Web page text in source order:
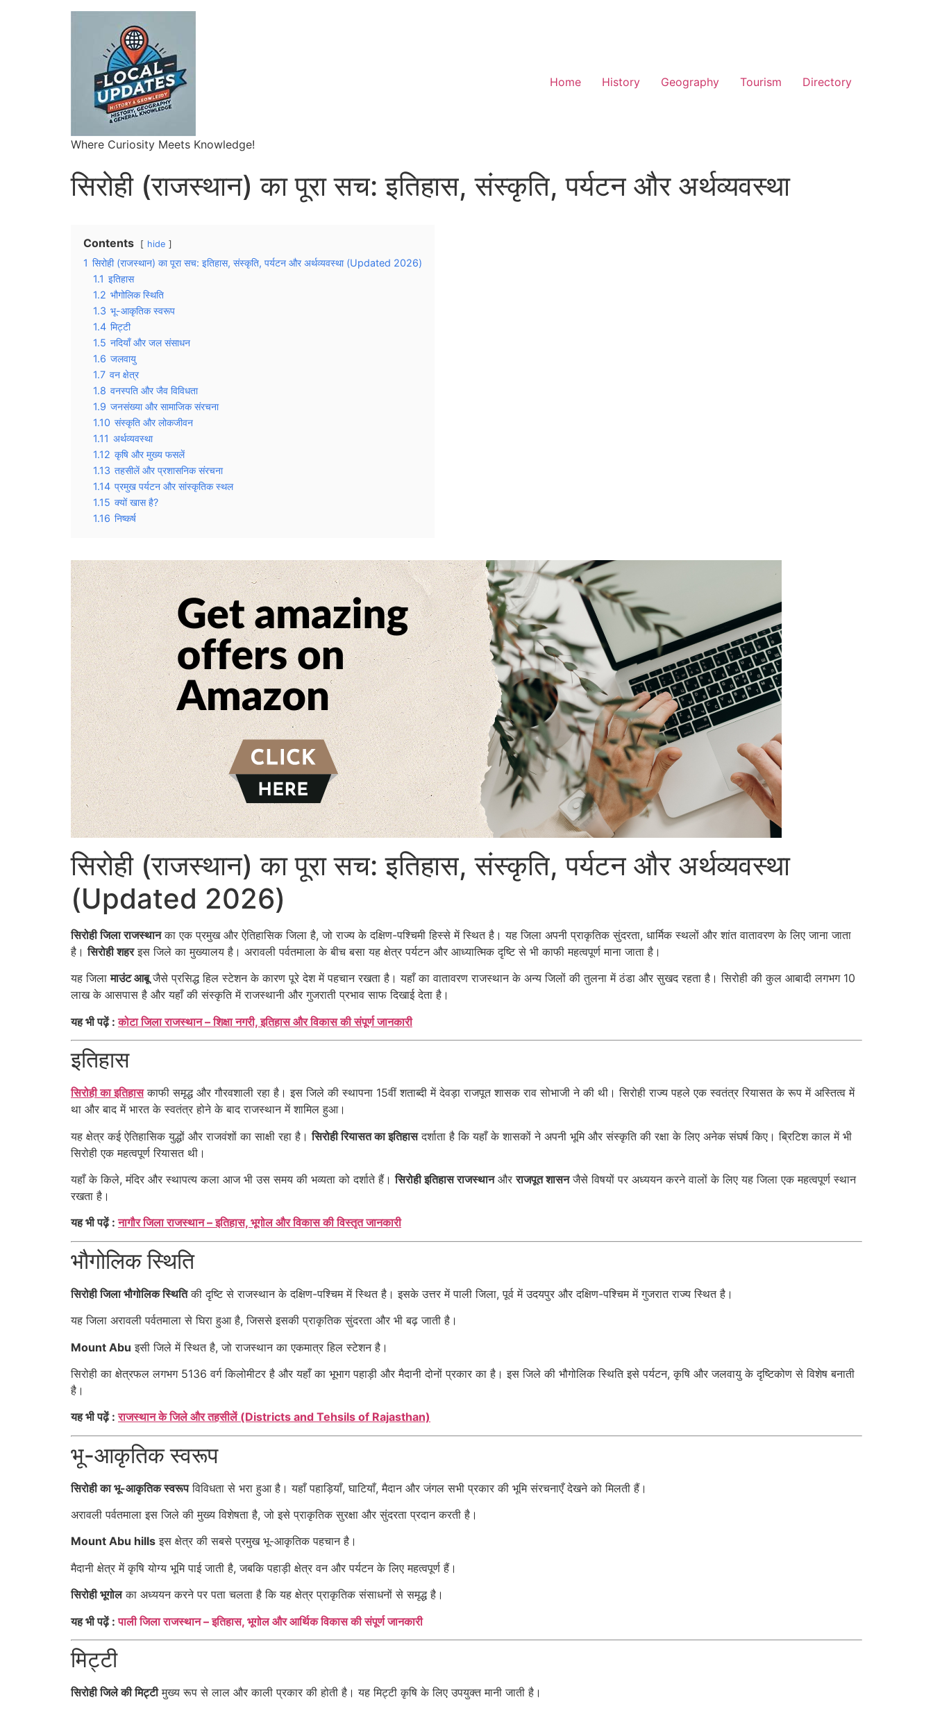
Where Curiosity Meets Knowledge!
Home History Geography Tourism Directory
सिरोही (राजस्थान) का पूरा सच: इतिहास, संस्कृति, पर्यटन और अर्थव्यवस्था
Contents hide
1 सिरोही (राजस्थान) का पूरा सच: इतिहास, संस्कृति, पर्यटन और अर्थव्यवस्था (Updated 2026)
1.1 इतिहास
1.2 भौगोलिक स्थिति
1.3 भू-आकृतिक स्वरूप
1.4 मिट्टी
1.5 नदियाँ और जल संसाधन
1.6 जलवायु
1.7 वन क्षेत्र
1.8 वनस्पति और जैव विविधता
1.9 जनसंख्या और सामाजिक संरचना
1.10 संस्कृति और लोकजीवन
1.11 अर्थव्यवस्था
1.12 कृषि और मुख्य फसलें
1.13 तहसीलें और प्रशासनिक संरचना
1.14 प्रमुख पर्यटन और सांस्कृतिक स्थल
1.15 क्यों खास है?
1.16 निष्कर्ष
सिरोही (राजस्थान) का पूरा सच: इतिहास, संस्कृति, पर्यटन और अर्थव्यवस्था
(Updated 2026)
सिरोही जिला राजस्थानका एक प्रमुख और ऐतिहासिक जिला है, जो राज्य के दक्षिण-पश्चिमी हिस्से में स्थित है। यह जिला अपनी प्राकृतिक सुंदरता, धार्मिक स्थलों और शांत वातावरण के लिए जाना जाता
है।सिरोही शहरइस जिले का मुख्यालय है। अरावली पर्वतमाला के बीच बसा यह क्षेत्र पर्यटन और आध्यात्मिक दृष्टि से भी काफी महत्वपूर्ण माना जाता है।
यह जिलामाउंट आबूजैसे प्रसिद्ध हिल स्टेशन के कारण पूरे देश में पहचान रखता है। यहाँ का वातावरण राजस्थान के अन्य जिलों की तुलना में ठंडा और सुखद रहता है। सिरोही की कुल आबादी लगभग 10
लाख के आसपास है और यहाँ की संस्कृति में राजस्थानी और गुजराती प्रभाव साफ दिखाई देता है।
यह भी पढ़ें :कोटा जिला राजस्थान – शिक्षा नगरी, इतिहास और विकास की संपूर्ण जानकारी
इतिहास
सिरोही का इतिहासकाफी समृद्ध और गौरवशाली रहा है। इस जिले की स्थापना 15वीं शताब्दी में देवड़ा राजपूत शासक राव सोभाजी ने की थी। सिरोही राज्य पहले एक स्वतंत्र रियासत के रूप में अस्तित्व में
था और बाद में भारत के स्वतंत्र होने के बाद राजस्थान में शामिल हुआ।
यह क्षेत्र कई ऐतिहासिक युद्धों और राजवंशों का साक्षी रहा है।सिरोही रियासत का इतिहासदर्शाता है कि यहाँ के शासकों ने अपनी भूमि और संस्कृति की रक्षा के लिए अनेक संघर्ष किए। ब्रिटिश काल में भी
सिरोही एक महत्वपूर्ण रियासत थी।
यहाँ के किले, मंदिर और स्थापत्य कला आज भी उस समय की भव्यता को दर्शाते हैं।सिरोही इतिहास राजस्थानऔरराजपूत शासनजैसे विषयों पर अध्ययन करने वालों के लिए यह जिला एक महत्वपूर्ण स्थान
रखता है।
यह भी पढ़ें :नागौर जिला राजस्थान – इतिहास, भूगोल और विकास की विस्तृत जानकारी
भौगोलिक स्थिति
सिरोही जिला भौगोलिक स्थितिकी दृष्टि से राजस्थान के दक्षिण-पश्चिम में स्थित है। इसके उत्तर में पाली जिला, पूर्व में उदयपुर और दक्षिण-पश्चिम में गुजरात राज्य स्थित है।
यह जिला अरावली पर्वतमाला से घिरा हुआ है, जिससे इसकी प्राकृतिक सुंदरता और भी बढ़ जाती है।
Mount Abu इसी जिले में स्थित है, जो राजस्थान का एकमात्र हिल स्टेशन है।
सिरोही का क्षेत्रफल लगभग 5136 वर्ग किलोमीटर है और यहाँ का भूभाग पहाड़ी और मैदानी दोनों प्रकार का है। इस जिले की भौगोलिक स्थिति इसे पर्यटन, कृषि और जलवायु के दृष्टिकोण से विशेष बनाती
है।
यह भी पढ़ें :राजस्थान के जिले और तहसीलें (Districts and Tehsils of Rajasthan)
भू-आकृतिक स्वरूप
सिरोही का भू-आकृतिक स्वरूपविविधता से भरा हुआ है। यहाँ पहाड़ियाँ, घाटियाँ, मैदान और जंगल सभी प्रकार की भूमि संरचनाएँ देखने को मिलती हैं।
अरावली पर्वतमाला इस जिले की मुख्य विशेषता है, जो इसे प्राकृतिक सुरक्षा और सुंदरता प्रदान करती है।
Mount Abu hills इस क्षेत्र की सबसे प्रमुख भू-आकृतिक पहचान है।
मैदानी क्षेत्र में कृषि योग्य भूमि पाई जाती है, जबकि पहाड़ी क्षेत्र वन और पर्यटन के लिए महत्वपूर्ण हैं।
सिरोही भूगोलका अध्ययन करने पर पता चलता है कि यह क्षेत्र प्राकृतिक संसाधनों से समृद्ध है।
यह भी पढ़ें :पाली जिला राजस्थान – इतिहास, भूगोल और आर्थिक विकास की संपूर्ण जानकारी
मिट्टी
सिरोही जिले की मिट्टीमुख्य रूप से लाल और काली प्रकार की होती है। यह मिट्टी कृषि के लिए उपयुक्त मानी जाती है।